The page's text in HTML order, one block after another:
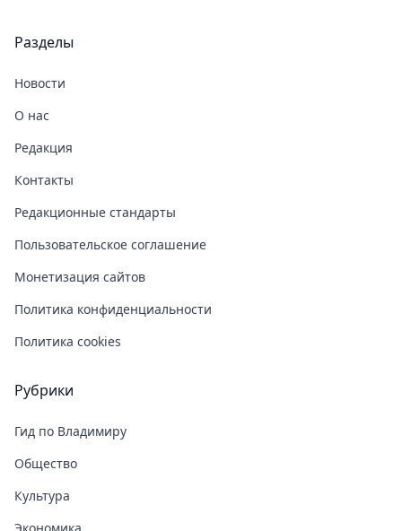
Разделы
Новости
О нас
Редакция
Контакты
Редакционные стандарты
Пользовательское соглашение
Монетизация сайтов
Политика конфиденциальности
Политика cookies
Рубрики
Гид по Владимиру
Общество
Культура